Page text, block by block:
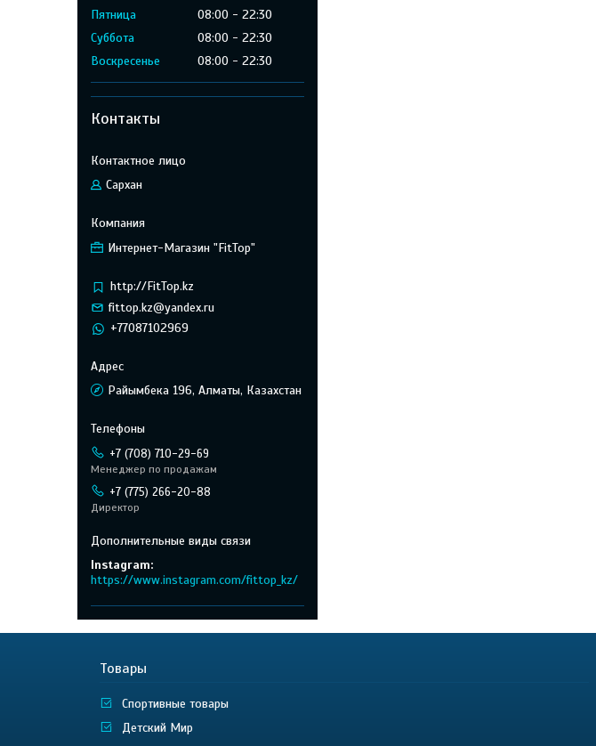
Пятница
08:00
22:30
Суббота
08:00
22:30
Воскресенье
08:00 22:30
Контакты
Сархан
Интернет-Магазин "FitTop"
http://FitTop.kz
fittop.kz@yandex.ru
+77087102969
Райымбека 196, Алматы, Казахстан
+7 (708) 710-29-69
Менеджер по продажам
+7 (775) 266-20-88
Директор
Instagram
https://www.instagram.com/fittop_kz/
Товары
Спортивные товары
Детский Мир